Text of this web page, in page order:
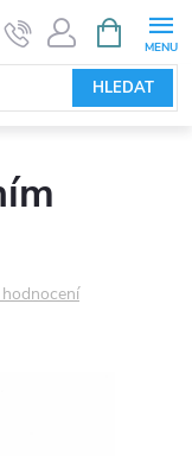
HLEDAT
NÁKUPNÍ
KOŠÍK